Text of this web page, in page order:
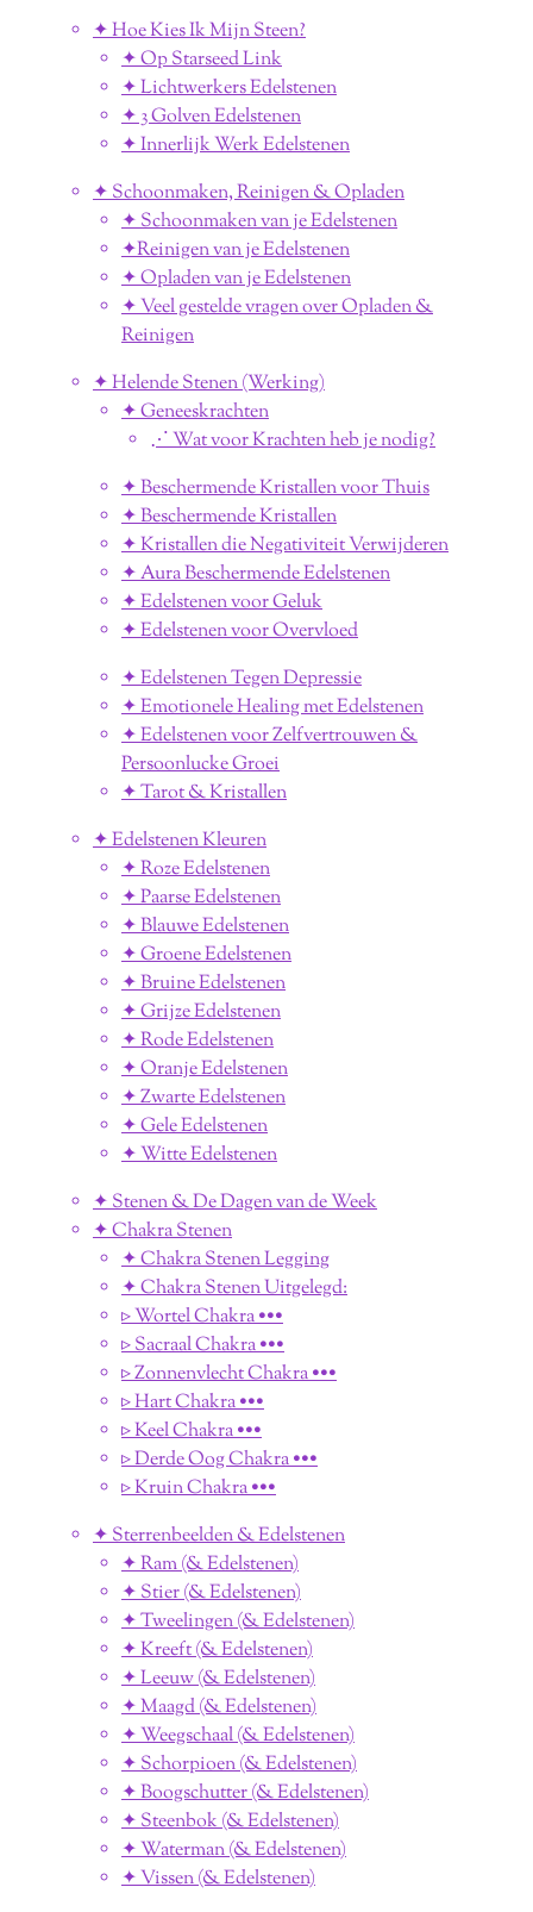
✦ Hoe Kies Ik Mijn Steen?
✦ Op Starseed Link
✦ Lichtwerkers Edelstenen
✦ 3 Golven Edelstenen
✦ Innerlijk Werk Edelstenen
✦ Schoonmaken, Reinigen & Opladen
✦ Schoonmaken van je Edelstenen
✦Reinigen van je Edelstenen
✦ Opladen van je Edelstenen
✦ Veel gestelde vragen over Opladen &
Reinigen
✦ Helende Stenen (Werking)
✦ Geneeskrachten
⋰ Wat voor Krachten heb je nodig?
✦ Beschermende Kristallen voor Thuis
✦ Beschermende Kristallen
✦ Kristallen die Negativiteit Verwijderen
✦ Aura Beschermende Edelstenen
✦ Edelstenen voor Geluk
✦ Edelstenen voor Overvloed
✦ Edelstenen Tegen Depressie
✦ Emotionele Healing met Edelstenen
✦ Edelstenen voor Zelfvertrouwen &
Persoonlucke Groei
✦ Tarot & Kristallen
✦ Edelstenen Kleuren
✦ Roze Edelstenen
✦ Paarse Edelstenen
✦ Blauwe Edelstenen
✦ Groene Edelstenen
✦ Bruine Edelstenen
✦ Grijze Edelstenen
✦ Rode Edelstenen
✦ Oranje Edelstenen
✦ Zwarte Edelstenen
✦ Gele Edelstenen
✦ Witte Edelstenen
✦ Stenen & De Dagen van de Week
✦ Chakra Stenen
✦ Chakra Stenen Legging
✦ Chakra Stenen Uitgelegd:
▹ Wortel Chakra •••
▹ Sacraal Chakra •••
▹ Zonnenvlecht Chakra •••
▹ Hart Chakra •••
▹ Keel Chakra •••
▹ Derde Oog Chakra •••
▹ Kruin Chakra •••
✦ Sterrenbeelden & Edelstenen
✦ Ram (& Edelstenen)
✦ Stier (& Edelstenen)
✦ Tweelingen (& Edelstenen)
✦ Kreeft (& Edelstenen)
✦ Leeuw (& Edelstenen)
✦ Maagd (& Edelstenen)
✦ Weegschaal (& Edelstenen)
✦ Schorpioen (& Edelstenen)
✦ Boogschutter (& Edelstenen)
✦ Steenbok (& Edelstenen)
✦ Waterman (& Edelstenen)
✦ Vissen (& Edelstenen)